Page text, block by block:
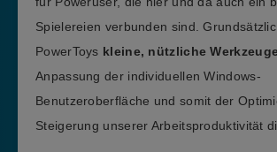
Spielereien verbunden sind.
PowerToys kleine, nützliche
Anpassung der individuellen Windows-
Benutzeroberfläche und somit der
Steigerung unserer Arbeitsproduktivität